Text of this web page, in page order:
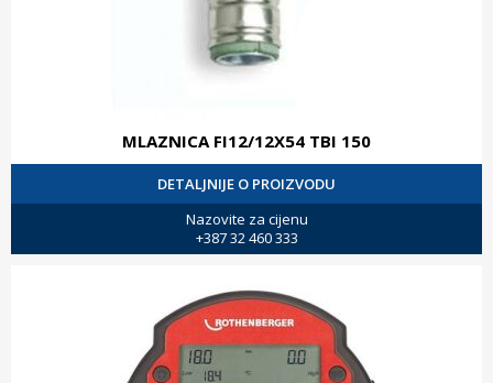
MLAZNICA FI12/12X54 TBI 150
DETALJNIJE O PROIZVODU
Nazovite za cijenu
+387 32 460 333